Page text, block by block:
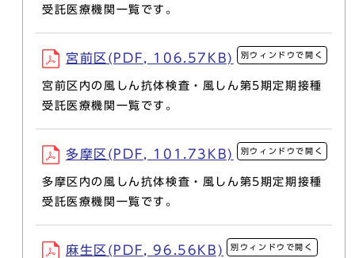
受託医療機関一覧です。
宮前区(PDF, 106.57KB) 別ウィンドウで開く
宮前区内の風しん抗体検査・風しん第5期定期接種
受託医療機関一覧です。
多摩区(PDF, 101.73KB) 別ウィンドウで開く
多摩区内の風しん抗体検査・風しん第5期定期接種
受託医療機関一覧です。
麻生区(PDF, 96.56KB) 別ウィンドウで開く